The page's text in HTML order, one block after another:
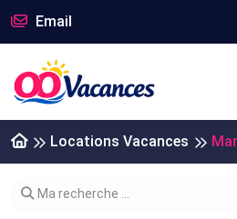
Email
Locations Vacances
Modifier votre recherche
Ma recherche ...